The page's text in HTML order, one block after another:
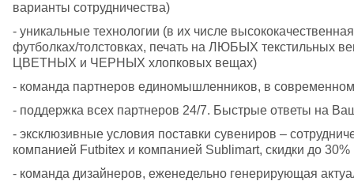
варианты сотрудничества)
- уникальные технологии (в их числе
футболках/толстовках, печать на ЛЮБЫХ текстильных
ЦВЕТНЫХ и ЧЕРНЫХ хлопковых вещах)
- команда партнеров единомышленников, в
- поддержка всех партнеров 24/7. Быстрые ответы на
- эксклюзивные условия поставки сувениров –
компанией Futbitex и компанией Sublimart, скидки до 30%
- команда дизайнеров, еженедельно генерирующая